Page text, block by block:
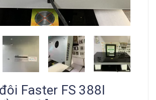
Faster FS 388I